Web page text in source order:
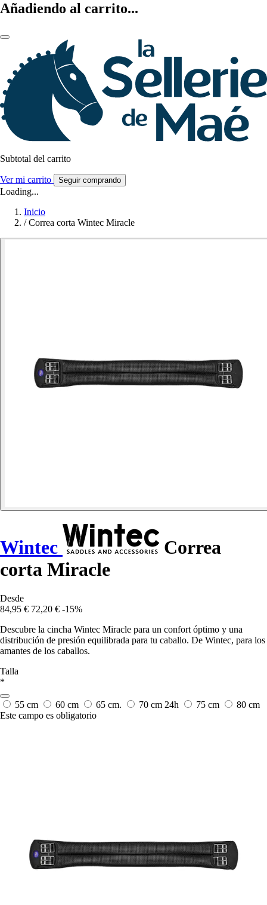
Añadiendo al carrito...
Subtotal del carrito
Ver mi carrito Seguir comprando
Loading...
Inicio
/ Correa corta Wintec Miracle
Wintec
Correa
corta Miracle
Desde
84,95 € 72,20 € -15%
Descubre la cincha Wintec Miracle para un confort óptimo y una
distribución de presión equilibrada para tu caballo. De Wintec, para los
amantes de los caballos.
Talla
*
55 cm 60 cm 65 cm. 70 cm 24h 75 cm
80 cm
Este campo es obligatorio